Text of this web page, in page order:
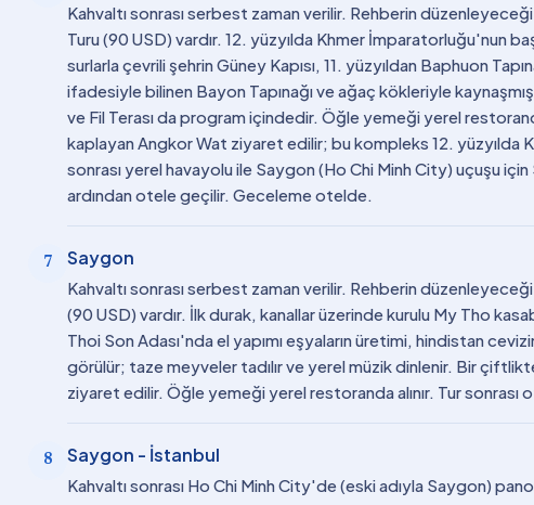
Kahvaltı sonrası serbest zaman verilir. Rehberin
Turu (90 USD) vardır. 12. yüzyılda Khmer İmparatorluğu'nun
surlarla çevrili şehrin Güney Kapısı, 11. yüzyıldan Baphuon
ifadesiyle bilinen Bayon Tapınağı ve ağaç kökleriyle kaynaşmış
ve Fil Terası da program içindedir. Öğle yemeği yerel
kaplayan Angkor Wat ziyaret edilir; bu kompleks 12. yüzyılda
sonrası yerel havayolu ile Saygon (Ho Chi Minh City) uçuşu için
ardından otele geçilir. Geceleme otelde.
7 Saygon
Kahvaltı sonrası serbest zaman verilir. Rehberin
(90 USD) vardır. İlk durak, kanallar üzerinde kurulu My Tho
Thoi Son Adası'nda el yapımı eşyaların üretimi, hindistan
görülür; taze meyveler tadılır ve yerel müzik dinlenir. Bir
ziyaret edilir. Öğle yemeği yerel restoranda alınır. Tur
8 Saygon - İstanbul
Kahvaltı sonrası Ho Chi Minh City'de (eski adıyla Saygon)